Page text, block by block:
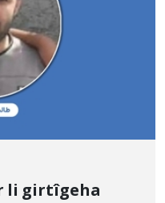
li girtîgeha